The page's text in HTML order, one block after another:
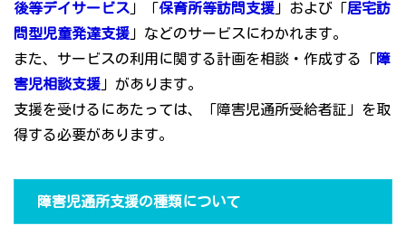
後等デイサービス 」「保育所等訪問支援 」および「居宅訪
問型児童発達支援 」などのサービスにわかれます。
また、サービスの利用に関する計画を相談・作成する「障
害児相談支援 」があります。
支援を受けるにあたっては、「障害児通所受給者証」を取
得する必要があります。
障害児通所支援の種類について